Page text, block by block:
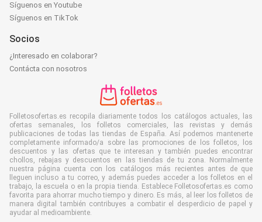
Síguenos en Youtube
Síguenos en TikTok
Socios
¿Interesado en colaborar?
Contácta con nosotros
Folletosofertas.es recopila diariamente todos los catálogos actuales, las
ofertas semanales, los folletos comerciales, las revistas y demás
publicaciones de todas las tiendas de España. Así podemos mantenerte
completamente informado/a sobre las promociones de los folletos, los
descuentos y las ofertas que te interesan y también puedes encontrar
chollos, rebajas y descuentos en las tiendas de tu zona. Normalmente
nuestra página cuenta con los catálogos más recientes antes de que
lleguen incluso a tu correo, y además puedes acceder a los folletos en el
trabajo, la escuela o en la propia tienda. Establece Folletosofertas.es como
favorita para ahorrar mucho tiempo y dinero. Es más, al leer los folletos de
manera digital también contribuyes a combatir el desperdicio de papel y
ayudar al medioambiente.